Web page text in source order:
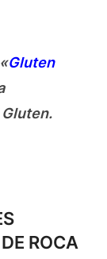
Gluten
ROCA